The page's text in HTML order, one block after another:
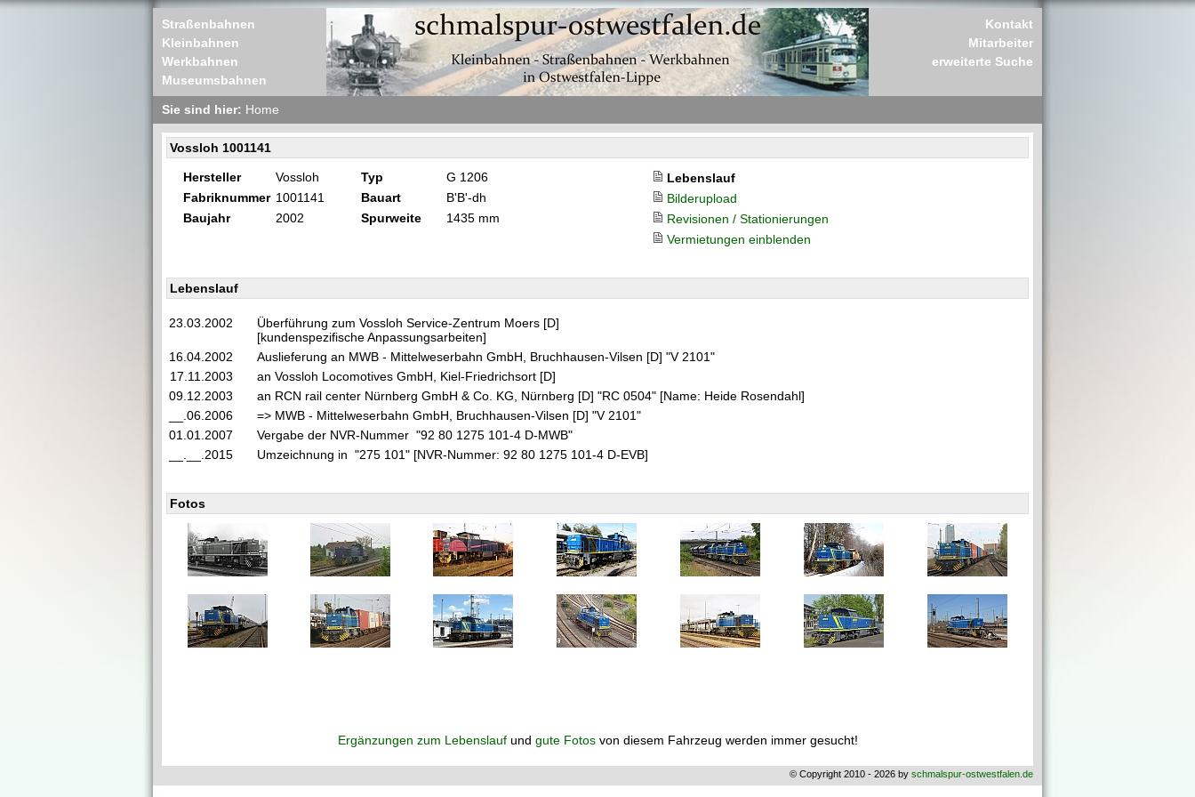
Straßenbahnen
Kleinbahnen
Werkbahnen
Museumsbahnen
Kontakt
Mitarbeiter
erweiterte Suche
Sie sind hier: Home
Vossloh 1001141
Hersteller Vossloh Typ G 1206
Lebenslauf
Fabriknummer 1001141 Bauart B'B'-dh
Bilderupload
Baujahr
2002 Spurweite 1435 mm
Revisionen / Stationierungen
Vermietungen einblenden
Lebenslauf
23.03.2002
Überführung zum Vossloh Service-Zentrum Moers [D]
[kundenspezifische Anpassungsarbeiten]
16.04.2002
Auslieferung an MWB - Mittelweserbahn GmbH, Bruchhausen-Vilsen [D] "V 2101"
17.11.2003
an Vossloh Locomotives GmbH, Kiel-Friedrichsort [D]
09.12.2003
an RCN rail center Nürnberg GmbH & Co. KG, Nürnberg [D] "RC 0504" [Name: Heide Rosendahl]
__.06.2006
=> MWB - Mittelweserbahn GmbH, Bruchhausen-Vilsen [D] "V 2101"
01.01.2007
Vergabe der NVR-Nummer "92 80 1275 101-4 D-MWB"
__.__.2015
Umzeichnung in "275 101" [NVR-Nummer: 92 80 1275 101-4 D-EVB]
Fotos
Ergänzungen zum Lebenslaufund gute Fotosvon diesem Fahrzeug werden immer gesucht!
© Copyright 2010 - 2026 by schmalspur-ostwestfalen.de